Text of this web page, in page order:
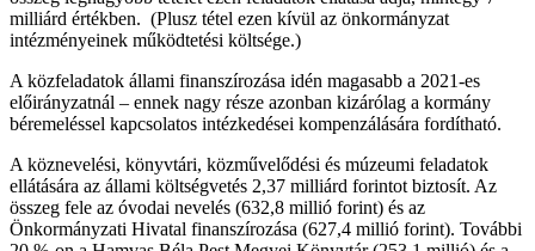
milliárd értékben. (Plusz tétel ezen kívül az önkormányzat
intézményeinek működtetési költsége.)
A közfeladatok állami finanszírozása idén magasabb a 2021-es
előirányzatnál – ennek nagy része azonban kizárólag a kormány
béremeléssel kapcsolatos intézkedései kompenzálására fordítható.
A köznevelési, könyvtári, közművelődési és múzeumi feladatok
ellátására az állami költségvetés 2,37 milliárd forintot biztosít. Az
összeg fele az óvodai nevelés (632,8 millió forint) és az
Önkormányzati Hivatal finanszírozása (627,4 millió forint). További